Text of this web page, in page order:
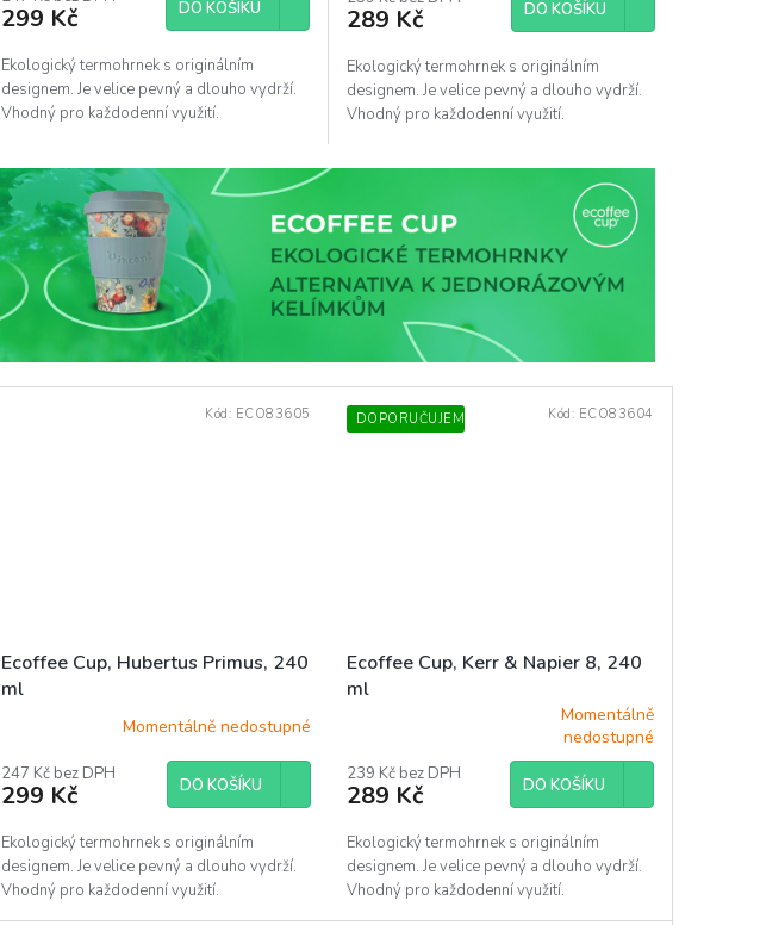
je
z
5
hvězdiček.
299 Kč DO KOŠÍKU
Ekologický termohrnek s originálním
designem. Je velice pevný a dlouho vydrží.
Vhodný pro každodenní využití.
je
z
5
hvězdiček.
289 Kč DO KOŠÍKU
Ekologický termohrnek s originálním
designem. Je velice pevný a dlouho vydrží.
Vhodný pro každodenní využití.
Ecoffee Cup, Hubertus Primus, 240
ml
Momentálně nedostupné
247 Kč bez DPH
299 Kč DO KOŠÍKU
Ekologický termohrnek s originálním
designem. Je velice pevný a dlouho vydrží.
Vhodný pro každodenní využití.
Kód: ECO83605 DOPORUČUJEME
Ecoffee Cup, Kerr & Napier 8, 240
ml
produktu
je
z
5
hvězdiček.
Momentálně
nedostupné
239 Kč bez DPH
289 Kč DO KOŠÍKU
Ekologický termohrnek s originálním
designem. Je velice pevný a dlouho vydrží.
Vhodný pro každodenní využití.
Kód: ECO83604